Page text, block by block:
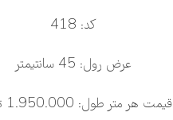
کد: 418
عرض رول: 45 سانتیمتر
قیمت هر متر طول: 1.950.000 تومان